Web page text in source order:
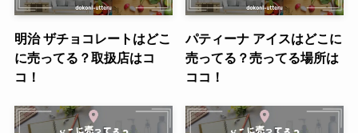
明治 ザチョコレートはどこ
に売ってる？取扱店はコ
コ！
パティーナ アイスはどこに
売ってる？売ってる場所は
ココ！